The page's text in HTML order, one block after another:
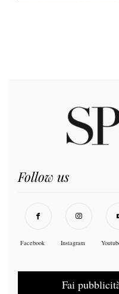
Follow us
Facebook Instagram
Fai